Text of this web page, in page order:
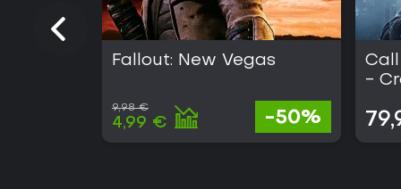
Fallout: New Vegas
9,98 €
4,99 € -50%
-